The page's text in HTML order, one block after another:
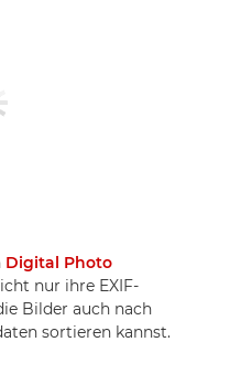
Digital Photo
nur ihre EXIF-
Bilder auch nach
sortieren kannst.